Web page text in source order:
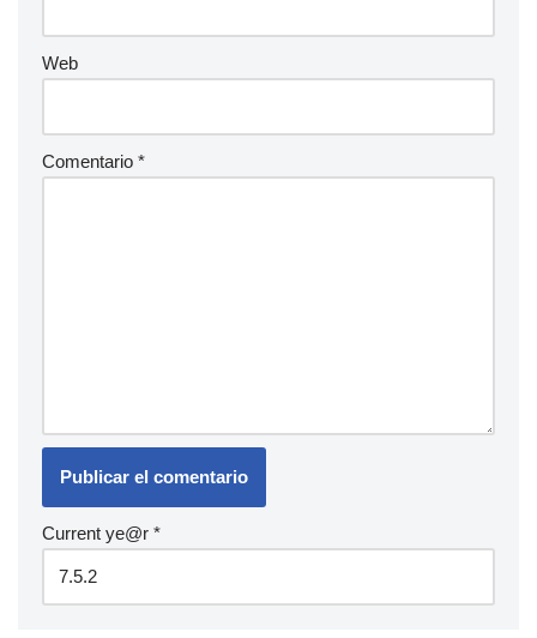
Web
Comentario *
Current ye@r *